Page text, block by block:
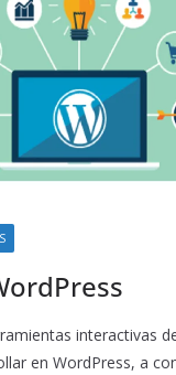
interactivas
en WordPress, a